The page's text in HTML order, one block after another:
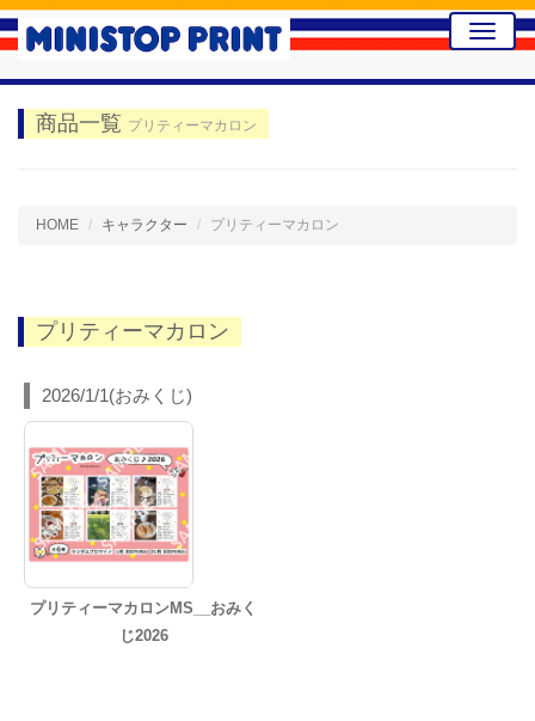
Toggle
商品一覧 プリティーマカロン
HOME キャラクター プリティーマカロン
プリティーマカロン
2026/1/1(おみくじ)
プリティーマカロンMS__おみく
じ2026